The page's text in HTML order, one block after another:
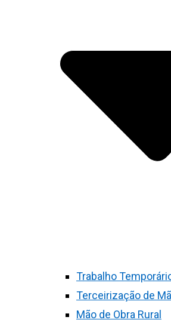
Trabalho
Terceirização de
Mão de Obra Rural